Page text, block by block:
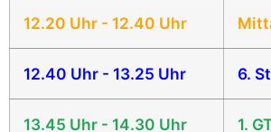
12.20 Uhr - 12.40 Uhr
12.40 Uhr - 13.25 Uhr 6.
13.45 Uhr - 14.30 Uhr 1.